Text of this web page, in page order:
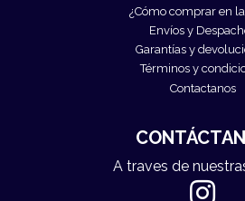
¿Cómo comprar en
Envíos y
Garantías y
Términos y
Contactanos
A traves de